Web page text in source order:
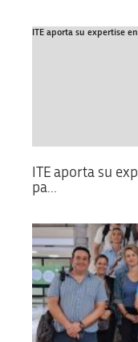
ITE aporta su expertise
ITE aporta su
pa...